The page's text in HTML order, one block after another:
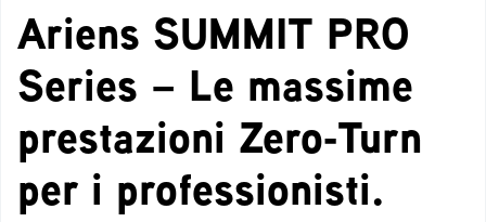
Ariens SUMMIT PRO
Series – Le massime
prestazioni Zero‑Turn
per i professionisti.